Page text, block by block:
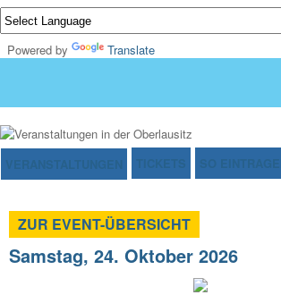
Powered by Translate
VERANSTALTUNGEN TICKETS SO EINTRAGEN
ZUR EVENT-ÜBERSICHT
Samstag, 24. Oktober 2026